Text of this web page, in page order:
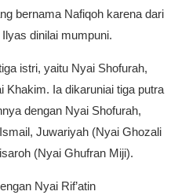
bernama Nafiqoh karena dari
dinilai mumpuni.
istri, yaitu Nyai Shofurah,
Khakim. Ia dikaruniai tiga putra
dengan Nyai Shofurah,
Juwariyah (Nyai Ghozali
(Nyai Ghufran Miji).
Nyai Rif’atin